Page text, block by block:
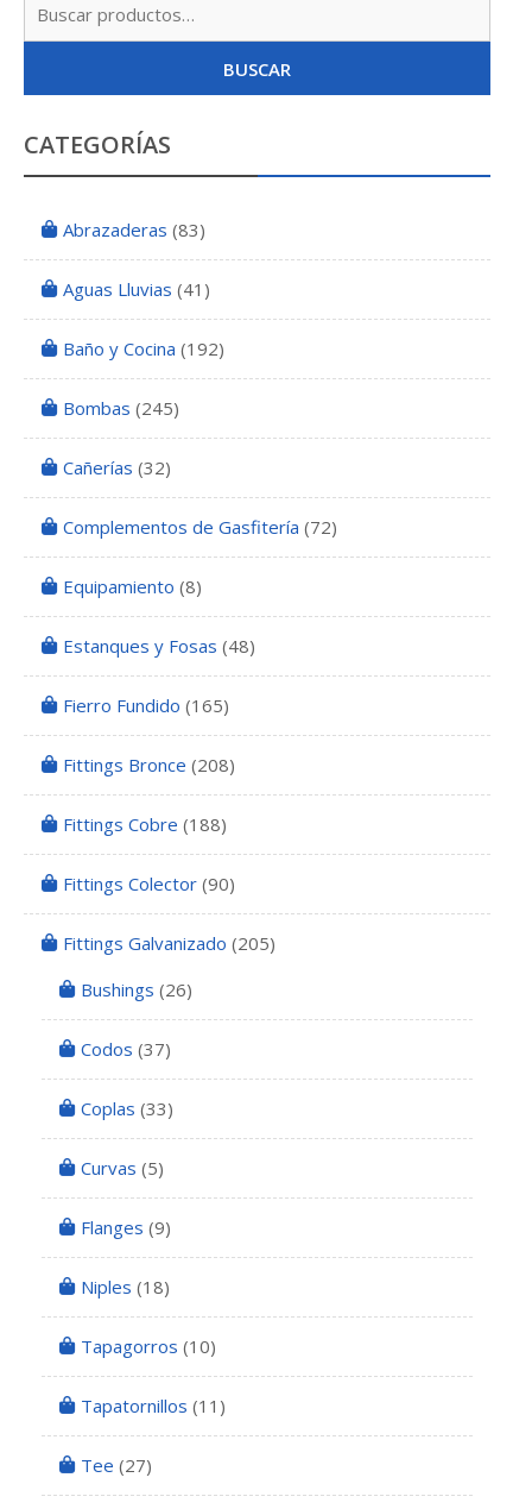
BUSCAR
CATEGORÍAS
Abrazaderas (83)
Aguas Lluvias (41)
Baño y Cocina (192)
Bombas (245)
Cañerías (32)
Complementos de Gasfitería (72)
Equipamiento (8)
Estanques y Fosas (48)
Fierro Fundido (165)
Fittings Bronce (208)
Fittings Cobre (188)
Fittings Colector (90)
Fittings Galvanizado (205)
Bushings (26)
Codos (37)
Coplas (33)
Curvas (5)
Flanges (9)
Niples (18)
Tapagorros (10)
Tapatornillos (11)
Tee (27)